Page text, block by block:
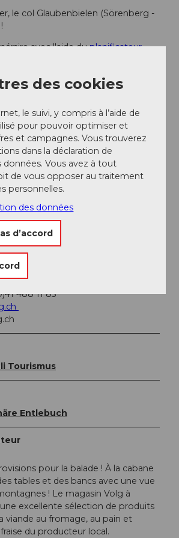
le col Glaubenbielen (Sörenberg -
avec l'aide duplanificateur
Sörenberg en transports
(ligne de train Berne-Lucerne).
le car postal jusqu'à
/ Liens
488 11 85
Tourismus
Entlebuch
pour la balade ! À la cabane
tables et des bancs avec une vue
! Le magasin Volg à
excellente sélection de produits
viande au fromage, au pain et
du producteur local.
des cookies
le suivi, y compris à l’aide de
pour pouvoir optimiser et
et campagnes. Vous trouverez
dans la déclaration de
Vous avez à tout
de vous opposer au traitement
personnelles.
des données
d’accord